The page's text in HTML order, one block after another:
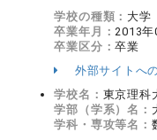
学校の種類： 大学
卒業年月： 2013年
卒業区分：卒業
外部サイトへ
学校名： 東京理科
学部（学系）名：
学科・専攻等名：